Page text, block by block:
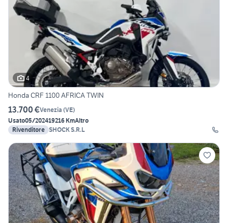
4
Honda CRF 1100 AFRICA TWIN
13.700 €Venezia (VE)
Usato05/202419216 KmAltro
Rivenditore SHOCK S.R.L